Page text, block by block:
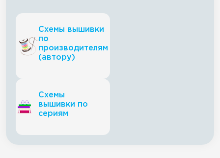
Схемы вышивки
по
производителям
(автору)
Схемы
вышивки по
сериям